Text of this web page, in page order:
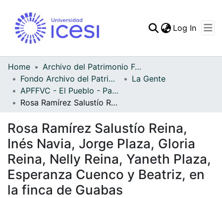
Statistics
Log In
Home
Archivo del Patrimonio Fotográfico y Fílmico del Valle del Cauca
Fondo Archivo del Patrimonio Fotográfico y Fílmico del Valle del Cauca
La Gente
APFFVC - El Pueblo - Patrimonial
Rosa Ramírez Salustío Reina, Inés Navia, Jorge Plaza, Gloria Reina, Nelly Reina, Yaneth Plaza, Esperanza Cuenco y Beatriz, en la finca de Guabas
Rosa Ramírez Salustío Reina,
Inés Navia, Jorge Plaza, Gloria
Reina, Nelly Reina, Yaneth Plaza,
Esperanza Cuenco y Beatriz, en
la finca de Guabas